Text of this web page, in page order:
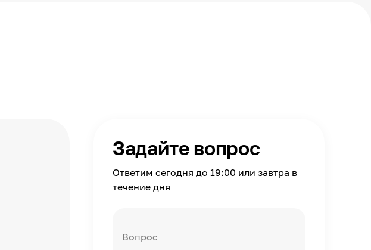
Задайте вопрос
Ответим сегодня до 19:00 или завтра в
течение дня
Вопрос